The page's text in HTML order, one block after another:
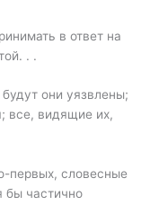
в ответ на
. .
они уязвлены;
все, видящие их,
первых, словесные
бы частично